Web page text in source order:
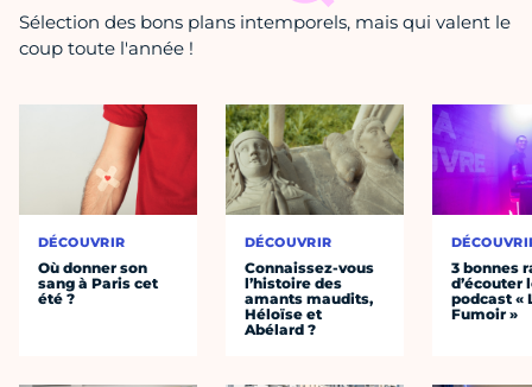
Sélection des bons plans intemporels, mais qui valent le
coup toute l'année !
DÉCOUVRIR
Où donner son
sang à Paris cet
été ?
DÉCOUVRIR
Connaissez-vous
l’histoire des
amants maudits,
Héloïse et
Abélard ?
3 bonnes
d’écouter
podcast «
Fumoir »